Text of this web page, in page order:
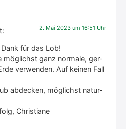
2. Mai 2023 um 16:51 Uhr
für das Lob!
mög­lichst ganz nor­ma­le, ger­
ver­wen­den. Auf kei­nen Fall
abde­cken, mög­lichst natur­
Chris­tia­ne